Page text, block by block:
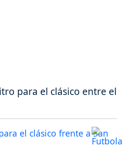
para el clásico entre el